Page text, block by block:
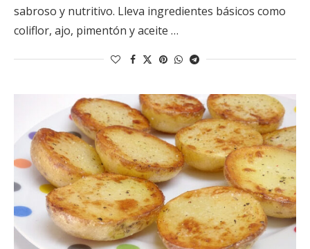
sabroso y nutritivo. Lleva ingredientes básicos como
coliflor, ajo, pimentón y aceite …